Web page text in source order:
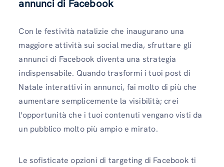
annunci di Facebook
Con le festività natalizie che inaugurano una
maggiore attività sui social media, sfruttare gli
annunci di Facebook diventa una strategia
indispensabile. Quando trasformi i tuoi post di
Natale interattivi in ​​annunci, fai molto di più che
aumentare semplicemente la visibilità; crei
l'opportunità che i tuoi contenuti vengano visti da
un pubblico molto più ampio e mirato.
Le sofisticate opzioni di targeting di Facebook ti